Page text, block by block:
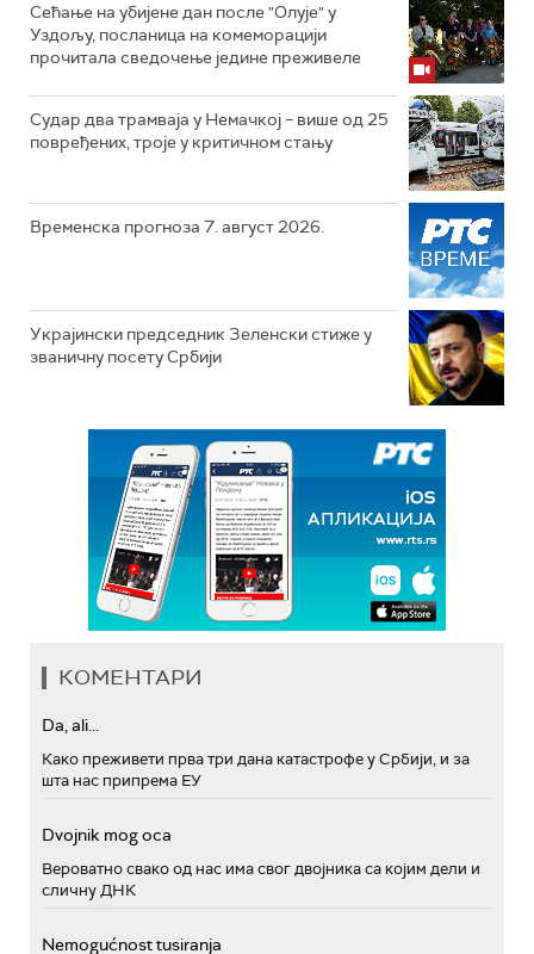
Сећање на убијене дан после "Олује" у
Уздољу, посланица на комеморацији
прочитала сведочење једине преживеле
Судар два трамваја у Немачкој – више од 25
повређених, троје у критичном стању
Временска прогноза 7. август 2026.
Украјински председник Зеленски стиже у
званичну посету Србији
КОМЕНТАРИ
Da, ali...
Како преживети прва три дана катастрофе у Србији, и за
шта нас припрема ЕУ
Dvojnik mog oca
Вероватно свако од нас има свог двојника са којим дели и
сличну ДНК
Nemogućnost tusiranja